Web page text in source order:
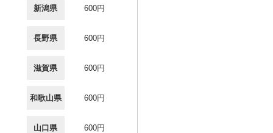
新潟県 600円
長野県 600円
滋賀県 600円
和歌山県 600円
山口県 600円